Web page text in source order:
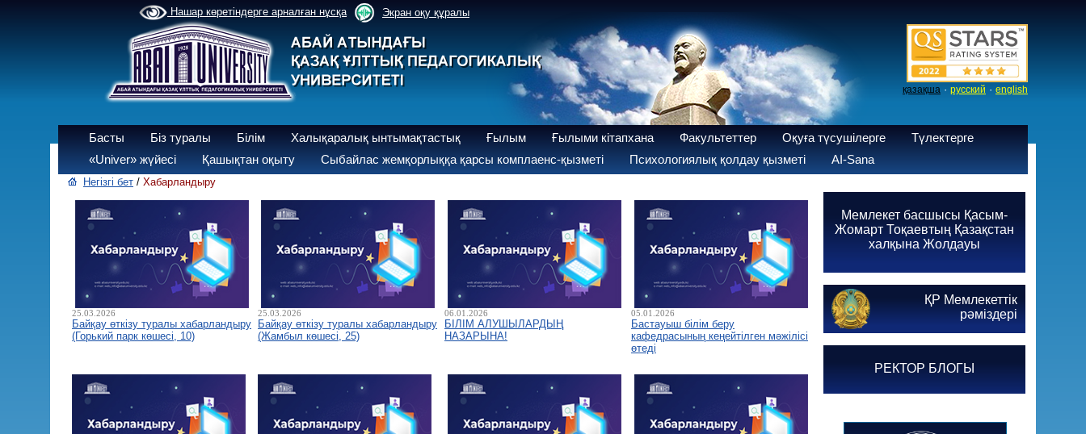
Нашар көретіндерге арналған нұсқа Экран оқу құралы
қазақша · русский · english
Басты Біз туралы Білім Халықаралық ынтымақтастық Ғылым Ғылыми кітапхана Факультеттер Оқуға түсушілерге
Түлектерге
«Univer» жүйесі
Қашықтан оқыту Сыбайлас жемқорлыққа қарсы комплаенс-қызметі Психологиялық қолдау қызметі AI-Sana
Негізгі бет / Хабарландыру
25.03.2026
Байқау өткізу туралы хабарландыру
(Горький парк көшесі, 10)
25.03.2026
Байқау өткізу туралы хабарландыру
(Жамбыл көшесі, 25)
06.01.2026
БІЛІМ АЛУШЫЛАРДЫҢ
НАЗАРЫНА!
05.01.2026
Бастауыш білім беру
кафедрасының кеңейтілген мәжілісі
өтеді
Мемлекет басшысы Қасым-
Жомарт Тоқаевтың Қазақстан
халқына Жолдауы
ҚР Мемлекеттік
рәміздері
РЕКТОР БЛОГЫ